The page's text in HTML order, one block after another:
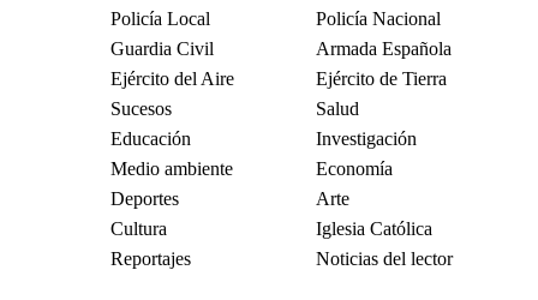
Policía Local
Policía Nacional
Guardia Civil
Armada Española
Ejército del Aire
Ejército de Tierra
Sucesos
Salud
Educación
Investigación
Medio ambiente
Economía
Deportes
Arte
Cultura
Iglesia Católica
Reportajes
Noticias del lector